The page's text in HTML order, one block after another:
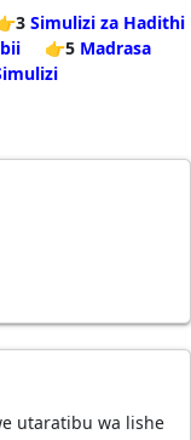
Simulizi za Hadithi
👉5 Madrasa
utaratibu wa lishe